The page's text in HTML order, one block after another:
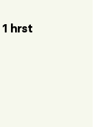
1 hrst